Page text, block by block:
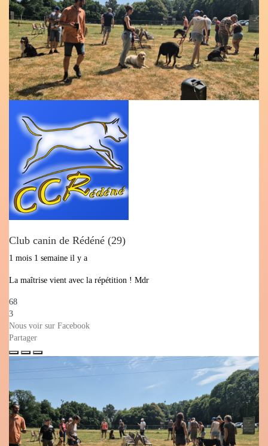
Club canin de Rédéné (29)
1 mois 1 semaine il y a
La maîtrise vient avec la répétition ! Mdr
68
3
Nous voir sur Facebook
Partager